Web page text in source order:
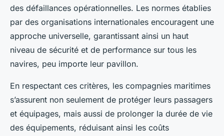
des défaillances opérationnelles. Les normes établies
par des organisations internationales encouragent une
approche universelle, garantissant ainsi un haut
niveau de sécurité et de performance sur tous les
navires, peu importe leur pavillon.
En respectant ces critères, les compagnies maritimes
s’assurent non seulement de protéger leurs passagers
et équipages, mais aussi de prolonger la durée de vie
des équipements, réduisant ainsi les coûts